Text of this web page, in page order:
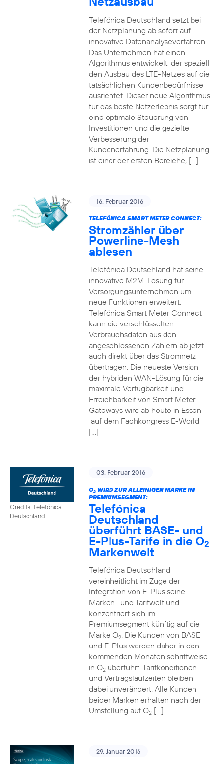
Telefónica Deutschland setzt bei
der Netzplanung ab sofort auf
innovative Datenanalyseverfahren.
Das Unternehmen hat einen
Algorithmus entwickelt, der speziell
den Ausbau des LTE-Netzes auf die
tatsächlichen Kundenbedürfnisse
ausrichtet. Dieser neue Algorithmus
für das beste Netzerlebnis sorgt für
eine optimale Steuerung von
Investitionen und die gezielte
Verbesserung der
Kundenerfahrung. Die Netzplanung
ist einer der ersten Bereiche, […]
16. Februar 2016
TELEFÓNICA SMART METER CONNECT:
Stromzähler über
Powerline-Mesh
ablesen
Telefónica Deutschland hat seine
innovative M2M-Lösung für
Versorgungsunternehmen um
neue Funktionen erweitert.
Telefónica Smart Meter Connect
kann die verschlüsselten
Verbrauchsdaten aus den
angeschlossenen Zählern ab jetzt
auch direkt über das Stromnetz
übertragen. Die neueste Version
der hybriden WAN-Lösung für die
maximale Verfügbarkeit und
Erreichbarkeit von Smart Meter
Gateways wird ab heute in Essen
auf dem Fachkongress E-World
[…]
Credits: Telefónica
Deutschland
03. Februar 2016
O2WIRD ZUR ALLEINIGEN MARKE IM
PREMIUMSEGMENT:
Telefónica
Deutschland
überführt BASE- und
E-Plus-Tarife in die O2
Markenwelt
Telefónica Deutschland
vereinheitlicht im Zuge der
Integration von E-Plus seine
Marken- und Tarifwelt und
konzentriert sich im
Premiumsegment künftig auf die
Marke O2. Die Kunden von BASE
und E-Plus werden daher in den
kommenden Monaten schrittweise
in O2überführt. Tarifkonditionen
und Vertragslaufzeiten bleiben
dabei unverändert. Alle Kunden
beider Marken erhalten nach der
Umstellung auf O2[…]
29. Januar 2016